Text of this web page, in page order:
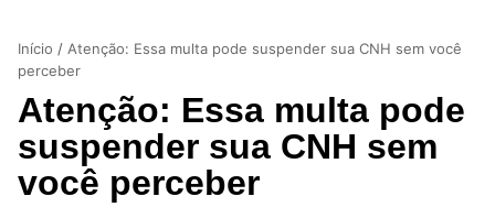
Início / Atenção: Essa multa pode suspender sua CNH sem você
perceber
Atenção: Essa multa pode
suspender sua CNH sem
você perceber